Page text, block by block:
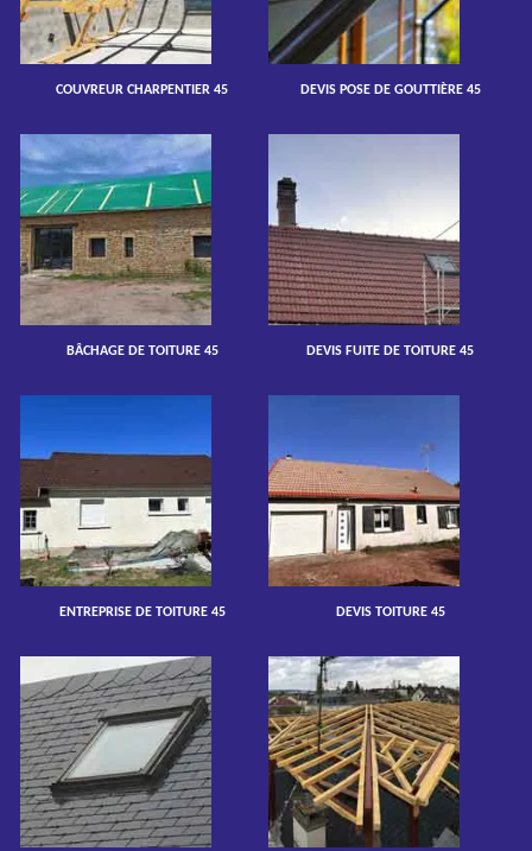
COUVREUR CHARPENTIER 45 DEVIS POSE DE GOUTTIÈRE 45
BÂCHAGE DE TOITURE 45 DEVIS FUITE DE TOITURE 45
ENTREPRISE DE TOITURE 45 DEVIS TOITURE 45